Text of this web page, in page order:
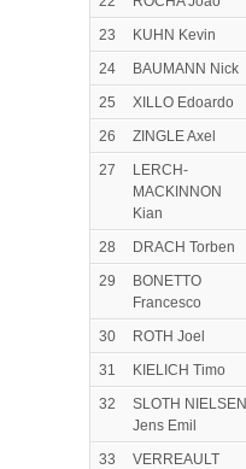
23
KUHN Kevin
24
BAUMANN Nick
25
XILLO Edoardo
26
ZINGLE Axel
27
LERCH-
MACKINNON
Kian
28 DRACH Torben
29
BONETTO
Francesco
30 ROTH Joel
31
KIELICH Timo
32
SLOTH NIELSEN
Jens Emil
33
VERREAULT